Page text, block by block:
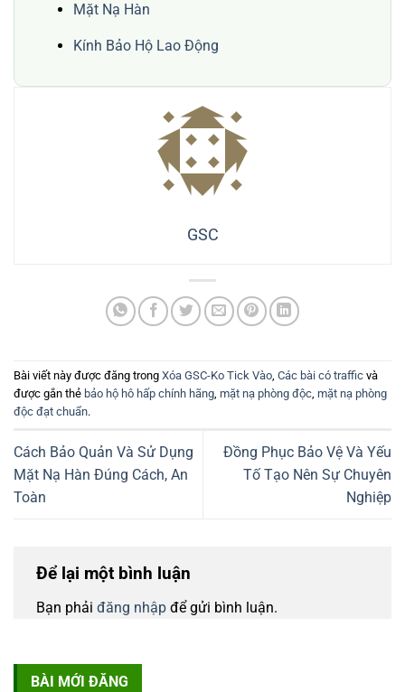
Mặt Nạ Hàn
Kính Bảo Hộ Lao Động
GSC
Bài viết này được đăng trong Xóa GSC-Ko Tick Vào Các bài có traffic và
được gắn thẻ bảo hộ hô hấp chính hãng mặt nạ phòng độc mặt nạ phòng
độc đạt chuẩn.
Cách Bảo Quản Và Sử Dụng
Mặt Nạ Hàn Đúng Cách, An
Toàn
Đồng Phục Bảo Vệ Và Yếu
Tố Tạo Nên Sự Chuyên
Nghiệp
Để lại một bình luận
Bạn phải đăng nhập để gửi bình luận.
BÀI MỚI ĐĂNG